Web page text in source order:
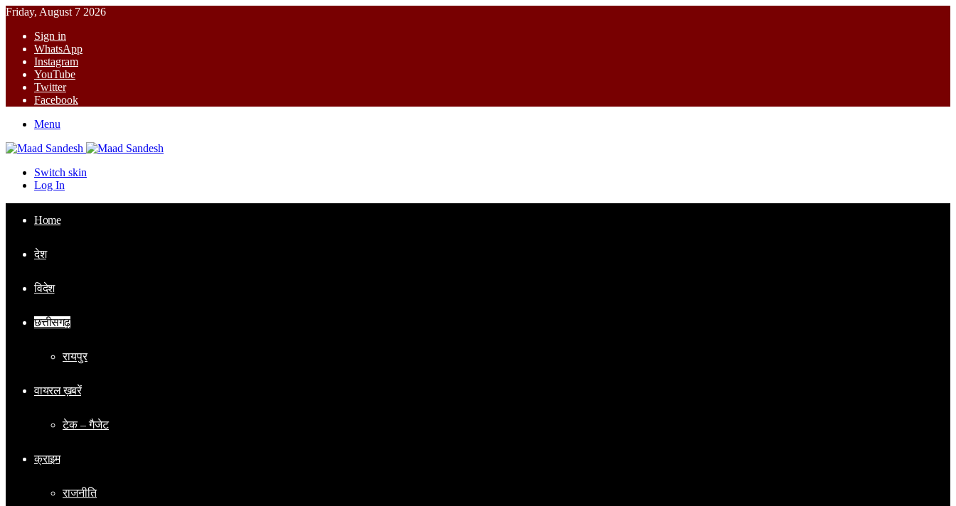
Friday, August 7 2026
Sign in
WhatsApp
Instagram
YouTube
Twitter
Facebook
Menu
Switch skin
Log In
Home
देश
विदेश
छत्तीसगढ़
रायपुर
वायरल ख़बरें
टेक – गैजेट
क्राइम
राजनीति